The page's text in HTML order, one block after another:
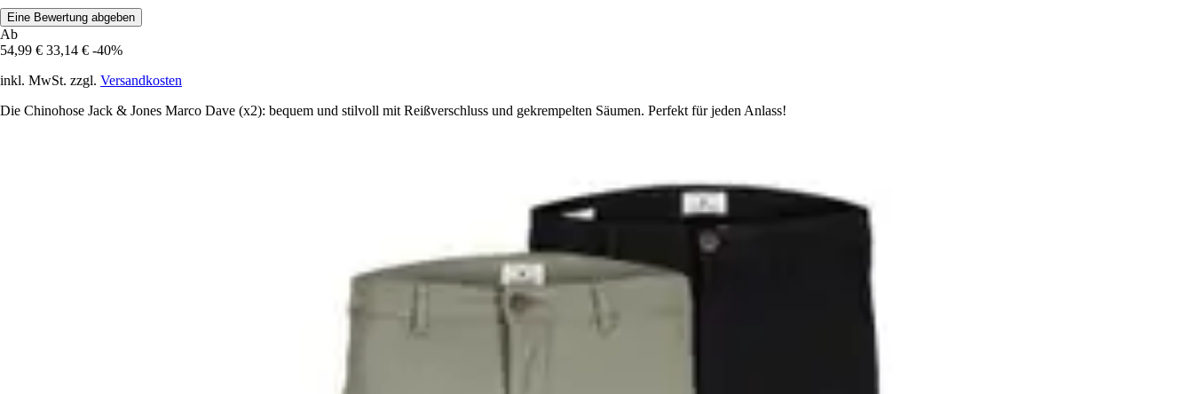
Eine Bewertung abgeben
Ab
54,99 € 33,14 € -40%
inkl. MwSt. zzgl. Versandkosten
Die Chinohose Jack & Jones Marco Dave (x2): bequem und stilvoll mit Reißverschluss und gekrempelten Säumen. Perfekt für jeden Anlass!